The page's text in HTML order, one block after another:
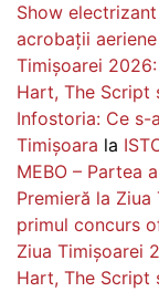
Show
acrobații
Timișoarei
Hart, The Script
Infostoria: Ce s-
Timișoara la
MEBO – Partea
Premieră la
primul concurs
Ziua Timișoarei
Hart, The Script